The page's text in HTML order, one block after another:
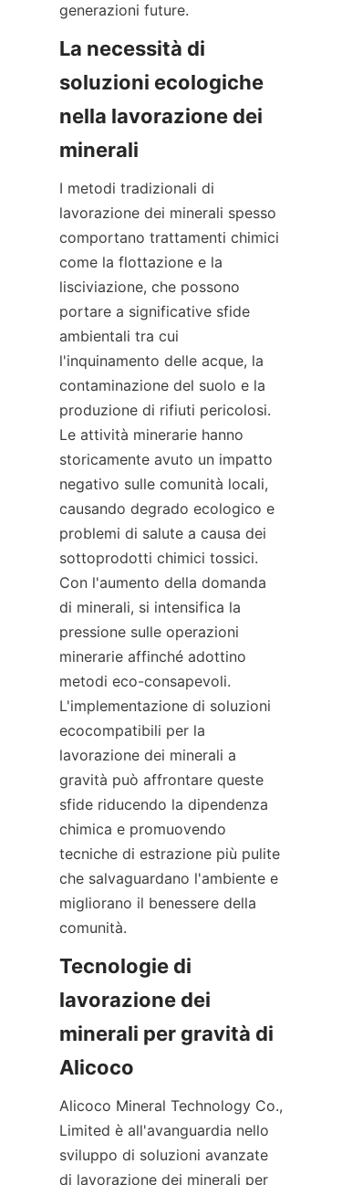
generazioni future.
La necessità di
soluzioni ecologiche
nella lavorazione dei
I metodi tradizionali di
lavorazione dei minerali spesso
comportano trattamenti chimici
come la flottazione e la
lisciviazione, che possono
portare a significative sfide
ambientali tra cui
l'inquinamento delle acque, la
contaminazione del suolo e la
produzione di rifiuti pericolosi.
Le attività minerarie hanno
storicamente avuto un impatto
negativo sulle comunità locali,
causando degrado ecologico e
problemi di salute a causa dei
sottoprodotti chimici tossici.
Con l'aumento della domanda
di minerali, si intensifica la
pressione sulle operazioni
minerarie affinché adottino
metodi eco-consapevoli.
L'implementazione di soluzioni
ecocompatibili per la
lavorazione dei minerali a
gravità può affrontare queste
sfide riducendo la dipendenza
chimica e promuovendo
tecniche di estrazione più pulite
che salvaguardano l'ambiente e
migliorano il benessere della
comunità.
Tecnologie di
lavorazione dei
minerali per gravità di
Alicoco Mineral Technology Co.,
Limited è all'avanguardia nello
sviluppo di soluzioni avanzate
di lavorazione dei minerali per